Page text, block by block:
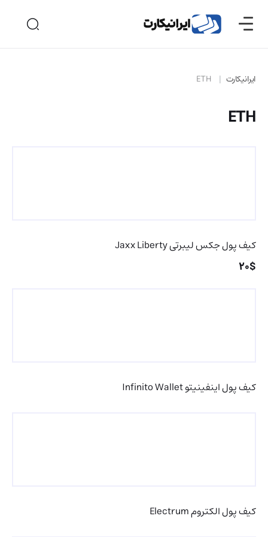
ایرانیکارت ETH
ETH
کیف پول جکس لیبرتی Jaxx Liberty
20$
کیف پول اینفینیتو Infinito Wallet
کیف پول الکتروم Electrum